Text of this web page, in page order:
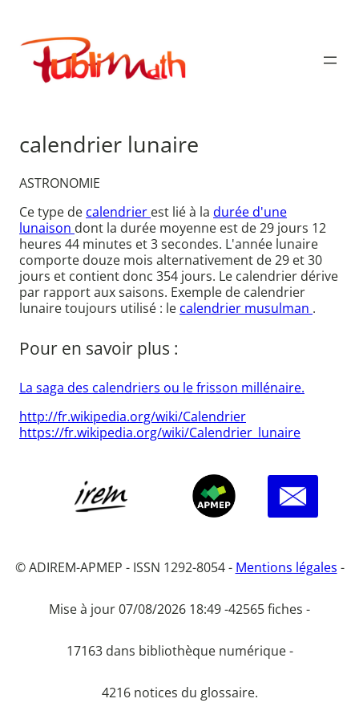
contenu
Publimath
calendrier lunaire
ASTRONOMIE
Ce type de calendrier est lié à la durée d'une
lunaison dont la durée moyenne est de 29 jours 12
heures 44 minutes et 3 secondes. L'année lunaire
comporte douze mois alternativement de 29 et 30
jours et contient donc 354 jours. Le calendrier dérive
par rapport aux saisons. Exemple de calendrier
lunaire toujours utilisé : le calendrier musulman .
Pour en savoir plus :
La saga des calendriers ou le frisson millénaire.
http://fr.wikipedia.org/wiki/Calendrier
https://fr.wikipedia.org/wiki/Calendrier_lunaire
© ADIREM-APMEP - ISSN 1292-8054 - Mentions légales -
Mise à jour 07/08/2026 18:49 -42565 fiches -
17163 dans bibliothèque numérique -
4216 notices du glossaire.